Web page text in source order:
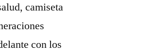
camiseta
con los